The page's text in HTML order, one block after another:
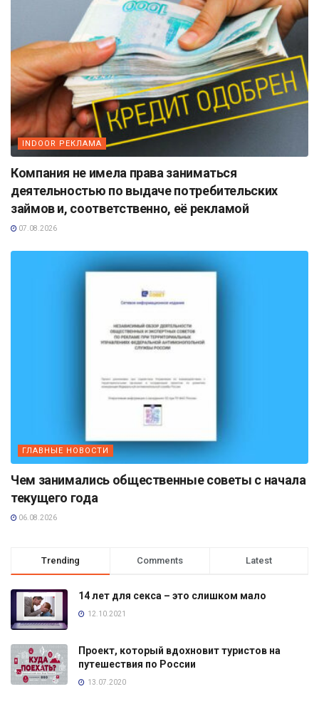
INDOOR РЕКЛАМА
Компания не имела права заниматься
деятельностью по выдаче потребительских
займов и, соответственно, её рекламой
07.08.2026
ГЛАВНЫЕ НОВОСТИ
Чем занимались общественные советы с начала
текущего года
06.08.2026
Trending Comments Latest
14 лет для секса – это слишком мало
12.10.2021
Проект, который вдохновит туристов на
путешествия по России
13.07.2020